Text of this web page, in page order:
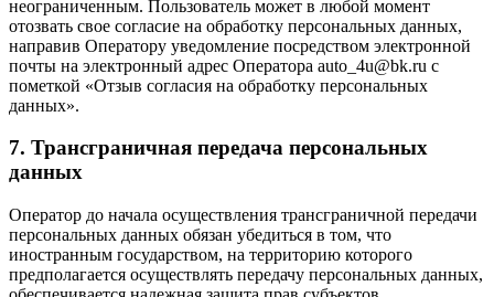
неограниченным. Пользователь может в любой момент
отозвать свое согласие на обработку персональных данных,
направив Оператору уведомление посредством электронной
почты на электронный адрес Оператора auto_4u@bk.ru с
пометкой «Отзыв согласия на обработку персональных
данных».
7. Трансграничная передача персональных
данных
Оператор до начала осуществления трансграничной передачи
персональных данных обязан убедиться в том, что
иностранным государством, на территорию которого
предполагается осуществлять передачу персональных данных,